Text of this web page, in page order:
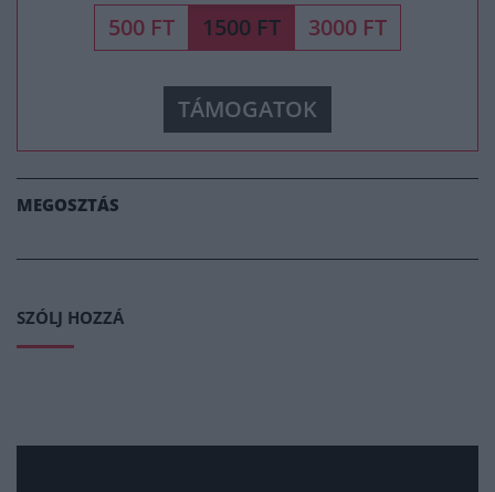
500 FT 1500 FT 3000 FT
TÁMOGATOK
MEGOSZTÁS
SZÓLJ HOZZÁ